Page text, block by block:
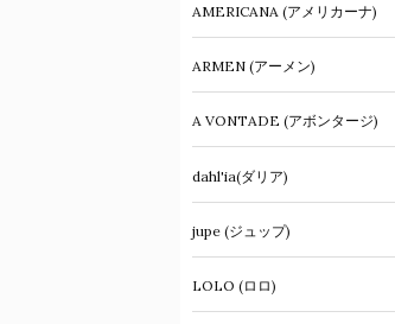
AMERICANA (アメリカーナ)
ARMEN (アーメン)
A VONTADE (アボンタージ)
dahl'ia(ダリア)
jupe (ジュップ)
LOLO (ロロ)